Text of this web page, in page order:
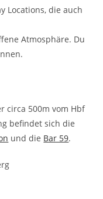
Locations, die auch
Atmosphäre. Du
circa 500m vom Hbf
befindet sich die
und die Bar 59.